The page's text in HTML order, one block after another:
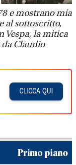
e mostrano mia
al sottoscritto,
Vespa, la mitica
da Claudio
CLICCA QUI
Primo piano